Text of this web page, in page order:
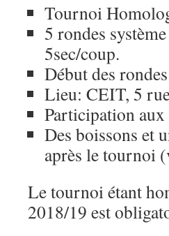
Tournoi
5 rondes
5sec/coup.
Début des
Lieu: CEIT, 5
Participation
Des boissons et
après le tournoi
Le tournoi étant
2018/19 est